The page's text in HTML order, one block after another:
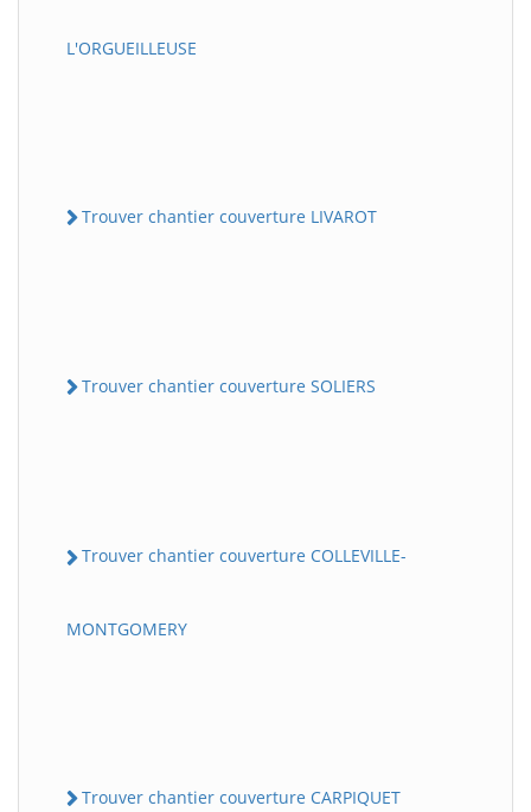
L'ORGUEILLEUSE
Trouver chantier couverture LIVAROT
Trouver chantier couverture SOLIERS
Trouver chantier couverture COLLEVILLE-
MONTGOMERY
Trouver chantier couverture CARPIQUET